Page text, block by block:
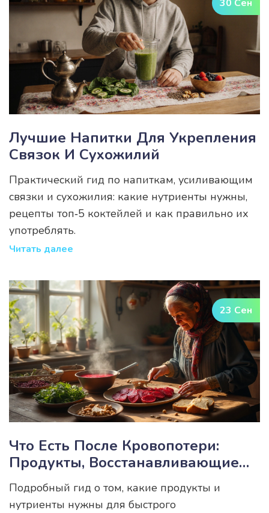
30 Сен
Лучшие Напитки Для Укрепления
Связок И Сухожилий
Практический гид по напиткам, усиливающим
связки и сухожилия: какие нутриенты нужны,
рецепты топ‑5 коктейлей и как правильно их
употреблять.
Читать далее
23 Сен
Что Есть После Кровопотери:
Продукты, Восстанавливающие
Кровь
Подробный гид о том, какие продукты и
нутриенты нужны для быстрого